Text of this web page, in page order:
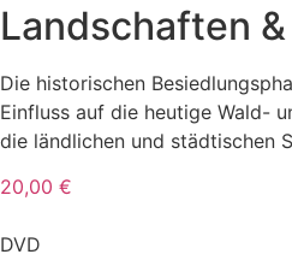
Landschaften
Die historischen
Einfluss auf die heutige Wald-
die ländlichen und städtischen
20,00 €
DVD